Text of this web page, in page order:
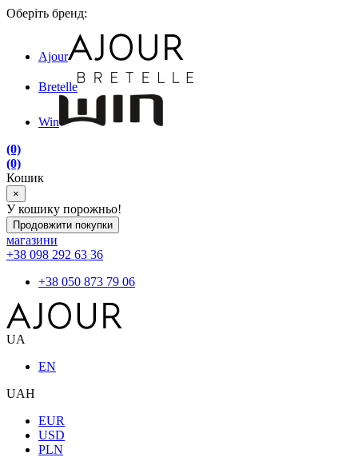
Оберіть бренд:
Ajour
Bretelle
Win
(0)
(0)
Кошик
×
У кошику порожньо!
Продовжити покупки
магазини
+38 098 292 63 36
+38 050 873 79 06
UA
EN
UAH
EUR
USD
PLN